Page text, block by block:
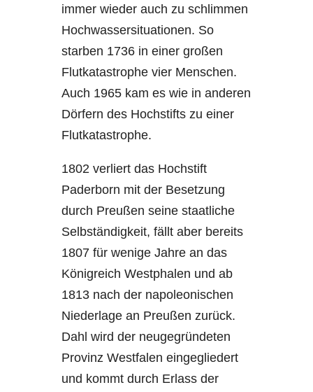
immer wieder auch zu schlimmen
Hochwassersituationen. So
starben 1736 in einer großen
Flutkatastrophe vier Menschen.
Auch 1965 kam es wie in anderen
Dörfern des Hochstifts zu einer
Flutkatastrophe.
1802 verliert das Hochstift
Paderborn mit der Besetzung
durch Preußen seine staatliche
Selbständigkeit, fällt aber bereits
1807 für wenige Jahre an das
Königreich Westphalen und ab
1813 nach der napoleonischen
Niederlage an Preußen zurück.
Dahl wird der neugegründeten
Provinz Westfalen eingegliedert
und kommt durch Erlass der